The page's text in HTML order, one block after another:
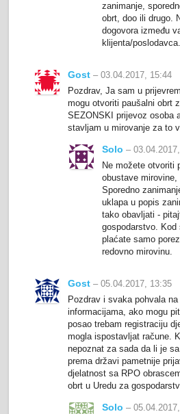
zanimanje,
obrt, doo ili drugo.
dogovora između
klijenta/poslodavca.
Gost – 03.04.2017, 15:44
Pozdrav, Ja sam u
mogu otvoriti paušalni obrt
SEZONSKI prijevoz osoba
stavljam u mirovanje za to
Solo –
Ne možete otvoriti
obustave
Sporedno
uklapa u popis
tako obavljati -
gospodarstvo. Kod
plaćate samo
redovno mirovinu.
Gost – 05.04.2017, 13:35
Pozdrav i svaka pohvala
informacijama, ako mogu
posao trebam registraciju
mogla ispostavljat račune.
nepoznat za sada da li je
prema državi pametnije
djelatnost sa RPO
obrt u Uredu za
Solo –